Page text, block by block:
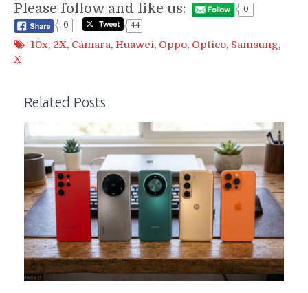
Please follow and like us:
0
0
44
10x, 2X, Cámara, Huawei, Oppo, Optico, Samsung,
X
Related Posts